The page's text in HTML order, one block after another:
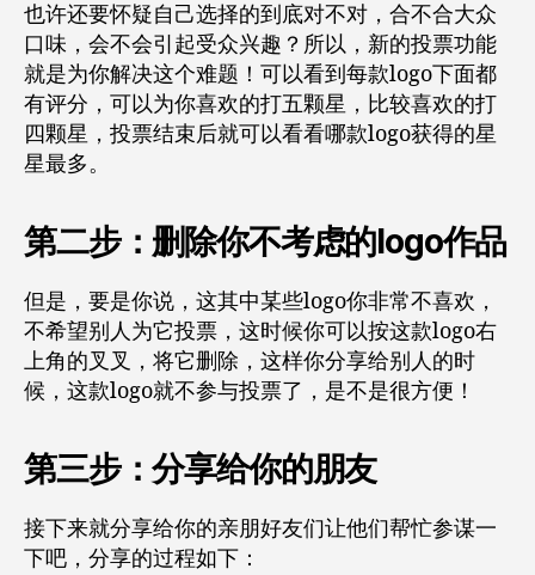
也许还要怀疑自己选择的到底对不对，合不合大众
口味，会不会引起受众兴趣？所以，新的投票功能
就是为你解决这个难题！可以看到每款logo下面都
有评分，可以为你喜欢的打五颗星，比较喜欢的打
四颗星，投票结束后就可以看看哪款logo获得的星
星最多。
第二步：删除你不考虑的logo作品
但是，要是你说，这其中某些logo你非常不喜欢，
不希望别人为它投票，这时候你可以按这款logo右
上角的叉叉，将它删除，这样你分享给别人的时
候，这款logo就不参与投票了，是不是很方便！
第三步：分享给你的朋友
接下来就分享给你的亲朋好友们让他们帮忙参谋一
下吧，分享的过程如下：